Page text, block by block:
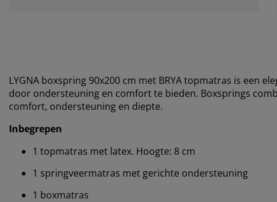
LYGNA boxspring 90x200 cm met BRYA topmatras is een
door ondersteuning en comfort te bieden. Boxsprings
comfort, ondersteuning en diepte.
Inbegrepen
1 topmatras met latex. Hoogte: 8 cm
1 springveermatras met gerichte ondersteuning
1 boxmatras